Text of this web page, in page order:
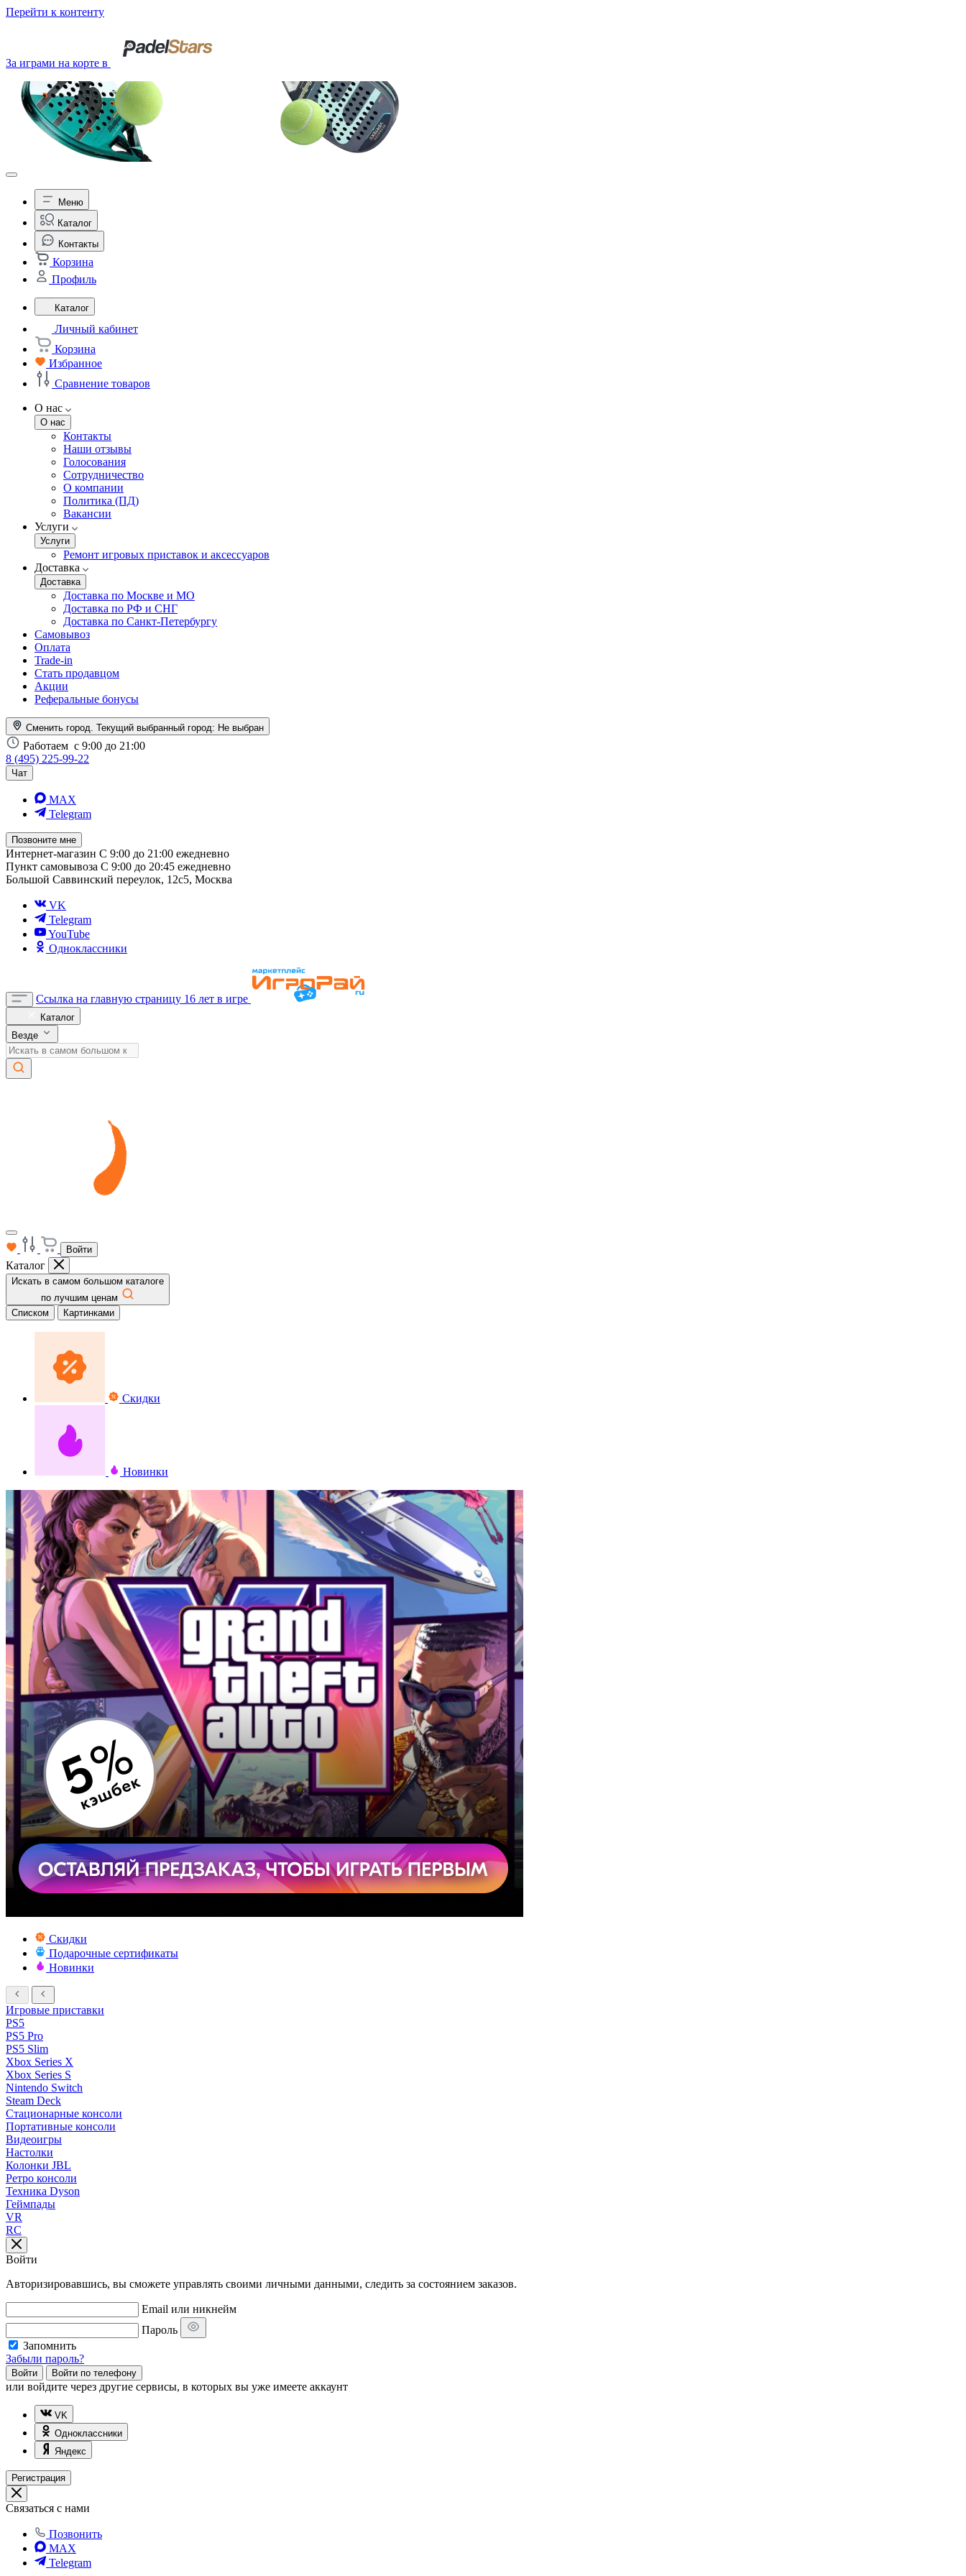
Перейти к контенту
За играми на корте в
Меню
Каталог
Контакты
Корзина
Профиль
Каталог
Личный кабинет
Корзина
Избранное
Сравнение товаров
О нас
О нас
Контакты
Наши отзывы
Голосования
Сотрудничество
О компании
Политика (ПД)
Вакансии
Услуги
Услуги
Ремонт игровых приставок и аксессуаров
Доставка
Доставка
Доставка по Москве и МО
Доставка по РФ и СНГ
Доставка по Санкт-Петербургу
Самовывоз
Оплата
Trade-in
Стать продавцом
Акции
Реферальные бонусы
Сменить город. Текущий выбранный город: Не выбран
Работаем с 9:00 до 21:00
8 (495) 225-99-22
Чат
MAX
Telegram
Позвоните мне
Интернет-магазин С 9:00 до 21:00 ежедневно
Пункт самовывоза С 9:00 до 20:45 ежедневно
Большой Саввинский переулок, 12с5, Москва
VK
Telegram
YouTube
Одноклассники
Ссылка на главную страницу 16 лет в игре
Каталог
Везде
Войти
Каталог
Искать в самом большом каталоге
по лучшим ценам
Списком
Картинками
Скидки
Новинки
Скидки
Подарочные сертификаты
Новинки
Игровые приставки
PS5
PS5 Pro
PS5 Slim
Xbox Series X
Xbox Series S
Nintendo Switch
Steam Deck
Стационарные консоли
Портативные консоли
Видеоигры
Настолки
Колонки JBL
Ретро консоли
Техника Dyson
Геймпады
VR
RC
Войти
Авторизировавшись, вы сможете управлять своими личными данными, следить за состоянием заказов.
Email или никнейм
Пароль
Запомнить
Забыли пароль?
Войти Войти по телефону
или войдите через другие сервисы, в которых вы уже имеете аккаунт
VK
Одноклассники
Яндекс
Регистрация
Связаться с нами
Позвонить
MAX
Telegram